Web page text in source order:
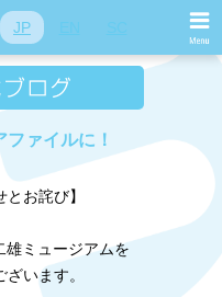
JP
ァイルに！
お詫び】
雄ミュージアムを
います。